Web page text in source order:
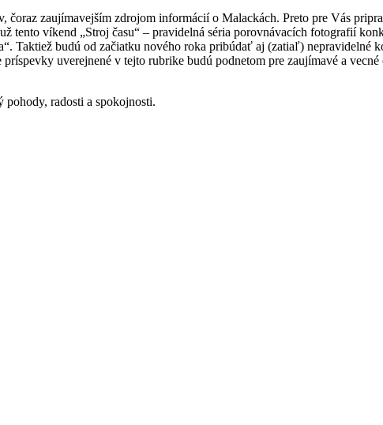
zaujímavejším zdrojom informácií o Malackách. Preto pre Vás
víkend „Stroj času“ – pravidelná séria porovnávacích fotografií
Taktiež budú od začiatku nového roka pribúdať aj (zatiaľ) nepravidelné
uverejnené v tejto rubrike budú podnetom pre zaujímavé a
radosti a spokojnosti.